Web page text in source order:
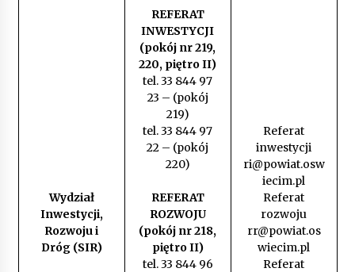
Wydział
Inwestycji,
Rozwoju i
Dróg (SIR)
REFERAT
INWESTYCJI
(pokój nr 219,
220, piętro II)
tel. 33 844 97
23 – (pokój
219)
tel. 33 844 97
22 – (pokój
220)
REFERAT
ROZWOJU
(pokój nr 218,
piętro II)
tel. 33 844 96
Referat
inwestycji
ri@powiat.osw
iecim.pl
Referat
rozwoju
rr@powiat.os
wiecim.pl
Referat